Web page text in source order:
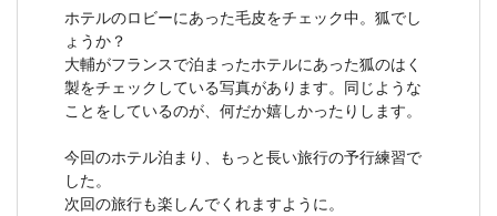
ホテルのロビーにあった毛皮をチェック中。狐でし
ょうか？
大輔がフランスで泊まったホテルにあった狐のはく
製をチェックしている写真があります。同じような
ことをしているのが、何だか嬉しかったりします。
今回のホテル泊まり、もっと長い旅行の予行練習で
した。
次回の旅行も楽しんでくれますように。